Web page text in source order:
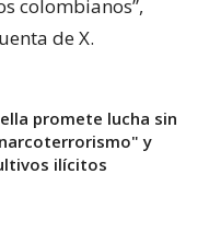
colombianos”,
de X.
promete lucha sin
y
ilícitos